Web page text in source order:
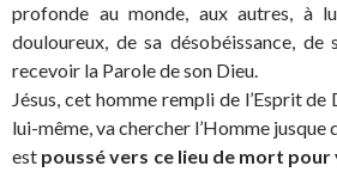
profonde au monde, aux autres, à
douloureux, de sa désobéissance, de
recevoir la Parole de son Dieu.
Jésus, cet homme rempli de l’Esprit de
lui-même, va chercher l’Homme
est poussé vers ce lieu de mort